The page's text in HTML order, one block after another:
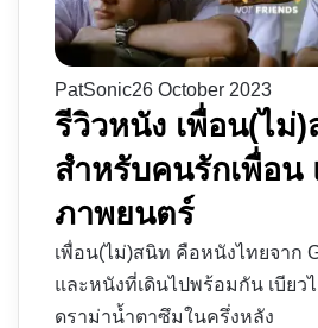
PatSonic26 October 2023
รีวิวหนัง เพื่อน(ไม่
สำหรับคนรักเพื่อน
ภาพยนตร์
เพื่อน(ไม่)สนิท คือหนังไทยจาก
และหนังที่เดินไปพร้อมกัน เบียว
ดราม่าน้ำตาซึมในครึ่งหลัง